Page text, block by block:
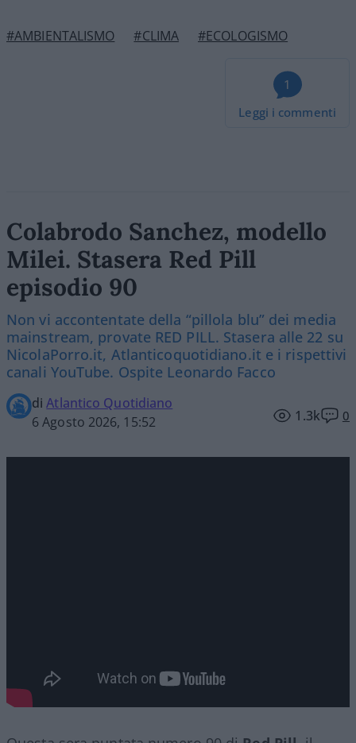
#AMBIENTALISMO #CLIMA #ECOLOGISMO
1
Leggi i commenti
Colabrodo Sanchez, modello
Milei. Stasera Red Pill
episodio 90
Non vi accontentate della “pillola blu” dei media
mainstream, provate RED PILL. Stasera alle 22 su
NicolaPorro.it, Atlanticoquotidiano.it e i rispettivi
canali YouTube. Ospite Leonardo Facco
diAtlantico Quotidiano
6 Agosto 2026, 15:52
1.3k 0